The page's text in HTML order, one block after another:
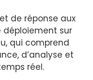
de réponse aux
déploiement sur
qui comprend
d’analyse et
réel.